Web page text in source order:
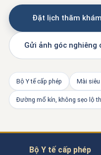
Đặt lịch thăm
Gửi ảnh góc nghiêng
Bộ Y tế cấp phép Mài
Đường mổ kín, không sẹo lộ
Bộ Y tế cấp phép